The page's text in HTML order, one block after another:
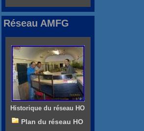
Réseau AMFG
Historique du réseau HO
Plan du réseau HO